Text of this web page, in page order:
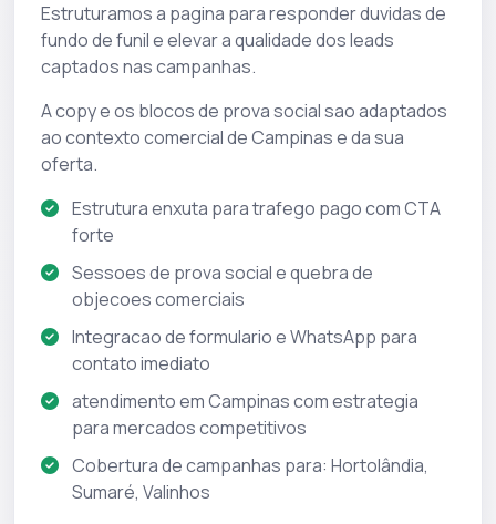
Estruturamos a pagina para responder duvidas de
fundo de funil e elevar a qualidade dos leads
captados nas campanhas.
A copy e os blocos de prova social sao adaptados
ao contexto comercial de Campinas e da sua
oferta.
Estrutura enxuta para trafego pago com CTA
forte
Sessoes de prova social e quebra de
objecoes comerciais
Integracao de formulario e WhatsApp para
contato imediato
atendimento em Campinas com estrategia
para mercados competitivos
Cobertura de campanhas para: Hortolândia,
Sumaré, Valinhos